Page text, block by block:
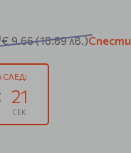
€ 9.66(18.89 лв.)Спести
20
СЕК.